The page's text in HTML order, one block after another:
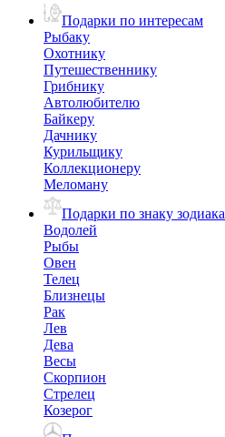
Подарки по интересам
Рыбаку
Охотнику
Путешественнику
Грибнику
Автолюбителю
Байкеру
Дачнику
Курильщику
Коллекционеру
Меломану
Подарки по знаку зодиака
Водолей
Рыбы
Овен
Телец
Близнецы
Рак
Лев
Дева
Весы
Скорпион
Стрелец
Козерог